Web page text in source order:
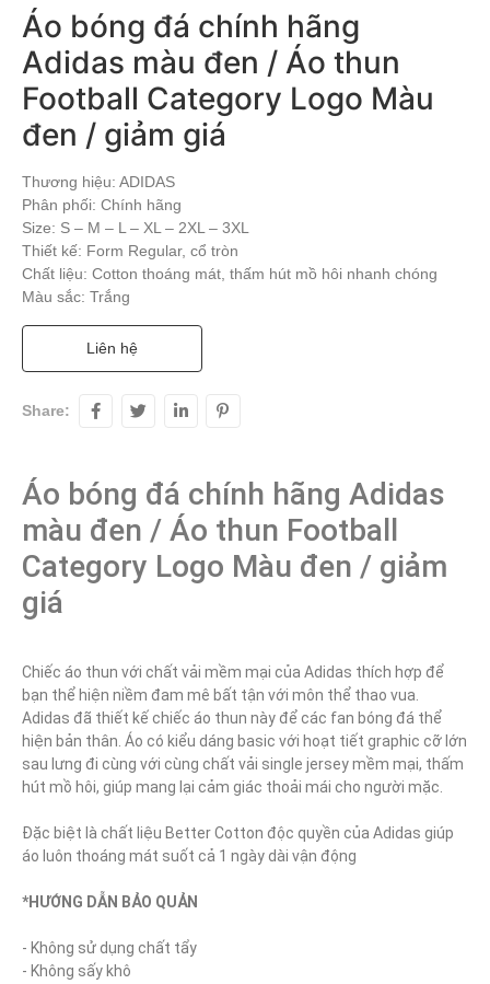
Áo bóng đá chính hãng
Adidas màu đen / Áo thun
Football Category Logo Màu
đen / giảm giá
Thương hiệu: ADIDAS
Phân phối: Chính hãng
Size: S – M – L – XL – 2XL – 3XL
Thiết kế: Form Regular, cổ tròn
Chất liệu: Cotton thoáng mát, thấm hút mồ hôi nhanh chóng
Màu sắc: Trắng
Liên hệ
Share:
Áo bóng đá chính hãng Adidas
màu đen / Áo thun Football
Category Logo Màu đen / giảm
giá
Chiếc áo thun với chất vải mềm mại của Adidas thích hợp để
bạn thể hiện niềm đam mê bất tận với môn thể thao vua.
Adidas đã thiết kế chiếc áo thun này để các fan bóng đá thể
hiện bản thân. Áo có kiểu dáng basic với hoạt tiết graphic cỡ lớn
sau lưng đi cùng với cùng chất vải single jersey mềm mại, thấm
hút mồ hôi, giúp mang lại cảm giác thoải mái cho người mặc.
Đặc biệt là chất liệu Better Cotton độc quyền của Adidas giúp
áo luôn thoáng mát suốt cả 1 ngày dài vận động
*HƯỚNG DẪN BẢO QUẢN
- Không sử dụng chất tẩy
- Không sấy khô